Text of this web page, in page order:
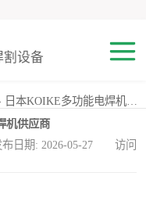
割设备
日本KOIKE多功能电焊机供应商
机供应商
日期: 2026-05-27 访问